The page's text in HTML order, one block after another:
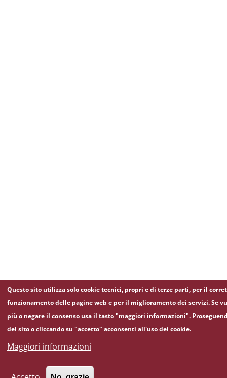
Questo sito utilizza solo cookie tecnici, propri e di terze parti, per il
funzionamento delle pagine web e per il miglioramento dei servizi. Se
più o negare il consenso usa il tasto "maggiori informazioni".
del sito o cliccando su "accetto" acconsenti all'uso dei cookie.
Maggiori informazioni